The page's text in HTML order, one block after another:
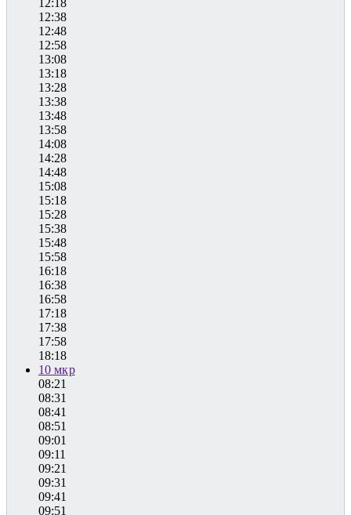
12:18
12:38
12:48
12:58
13:08
13:18
13:28
13:38
13:48
13:58
14:08
14:28
14:48
15:08
15:18
15:28
15:38
15:48
15:58
16:18
16:38
16:58
17:18
17:38
17:58
18:18
10 мкр
08:21
08:31
08:41
08:51
09:01
09:11
09:21
09:31
09:41
09:51